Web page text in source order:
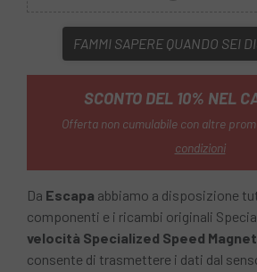
FAMMI SAPERE QUANDO SEI
SCONTO DEL 10% NEL
Offerta non cumulabile con altre
condizioni
Da Escapa abbiamo a disposizione
componenti e i ricambi originali
velocità Specialized Speed
consente di trasmettere i dati dal